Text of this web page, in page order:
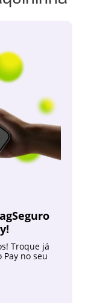
Troque já
no seu